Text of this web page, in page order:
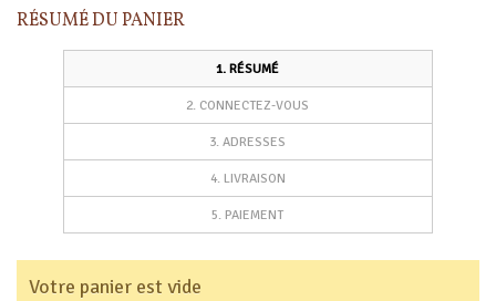
RÉSUMÉ DU PANIER
1. RÉSUMÉ
2. CONNECTEZ-VOUS
3. ADRESSES
4. LIVRAISON
5. PAIEMENT
Votre panier est vide